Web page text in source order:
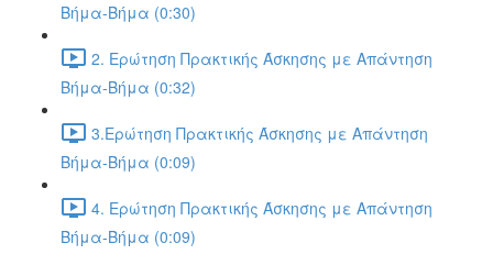
Βήμα-Βήμα (0:30)
2. Ερώτηση Πρακτικής Άσκησης με Απάντηση
Βήμα-Βήμα (0:32)
3.Ερώτηση Πρακτικής Άσκησης με Απάντηση
Βήμα-Βήμα (0:09)
4. Ερώτηση Πρακτικής Άσκησης με Απάντηση
Βήμα-Βήμα (0:09)